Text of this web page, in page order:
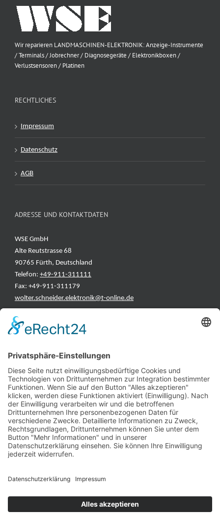
Wir reparieren LANDMASCHINEN-ELEKTRONIK: Anzeige-Instrumente
/ Terminals / Jobrechner / Diagnosegeräte / Elektronikboxen /
Verlustsensoren / Platinen
RECHTLICHES
Impressum
Datenschutz
AGB
ADRESSE UND KONTAKTDATEN
WSE GmbH
Alte Reutstrasse 68
90765 Fürth, Deutschland
Telefon: +49-911-311111
Fax: +49-911-311179
wolter.schneider.elektronik@t-online.de
INFORMATIONEN
Test & Reparatur
Hersteller
Fehlerliste
Impressum
Datenschutzerklärung
AGB